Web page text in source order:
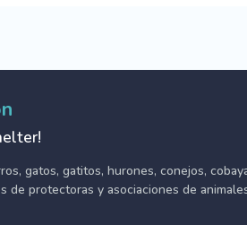
gatos, gatitos, hurones, conejos,
de protectoras y asociaciones de